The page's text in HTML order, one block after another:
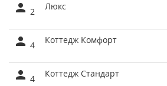
2 Люкс
4 Коттедж Комфорт
4 Коттедж Стандарт